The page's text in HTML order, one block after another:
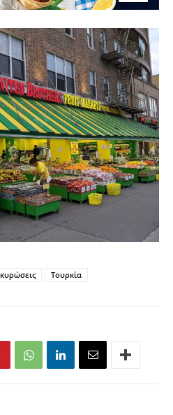
κυρώσεις Τουρκία